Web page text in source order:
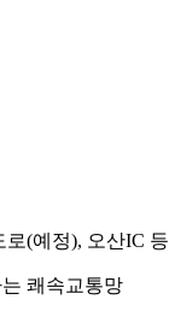
(예정), 오산IC 등
쾌속교통망